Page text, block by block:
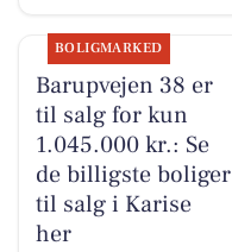
BOLIGMARKED
Barupvejen 38 er
til salg for kun
1.045.000 kr.: Se
de billigste boliger
til salg i Karise
her